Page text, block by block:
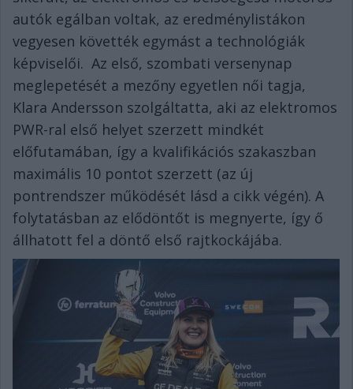
autók egálban voltak, az eredménylistákon
vegyesen követték egymást a technológiák
képviselői. Az első, szombati versenynap
meglepetését a mezőny egyetlen női tagja,
Klara Andersson szolgáltatta, aki az elektromos
PWR-ral első helyet szerzett mindkét
előfutamában, így a kvalifikációs szakaszban
maximális 10 pontot szerzett (az új
pontrendszer működését lásd a cikk végén). A
folytatásban az elődöntőt is megnyerte, így ő
állhatott fel a döntő első rajtkockájába.